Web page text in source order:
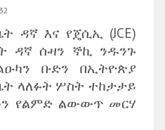
ዳኛ እና የጄሲኢ (JCE)
ዳኛ ሱዛን ኞኪ ንዱንጉ
ቡድን በኢትዮጵያ
ላለፉት ሦስት ተከታታይ
የልምድ ልውውጥ መርሃ